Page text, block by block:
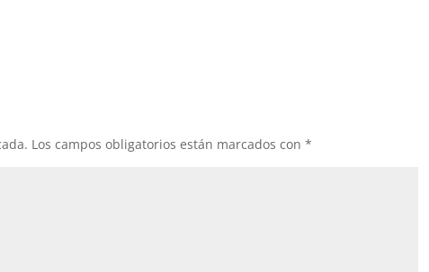
Los campos obligatorios están marcados con*